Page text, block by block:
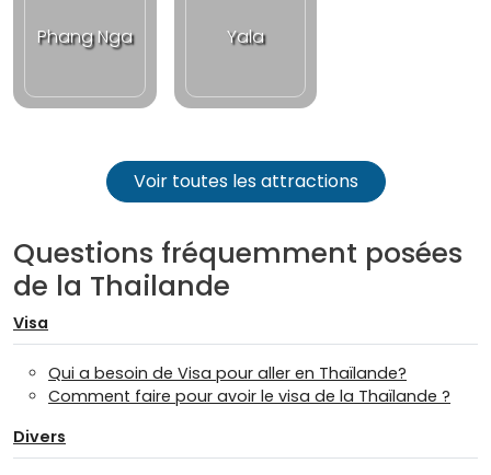
Phang Nga Yala
Voir toutes les attractions
Questions fréquemment posées
de la Thailande
Visa
Qui a besoin de Visa pour aller en Thaïlande?
Comment faire pour avoir le visa de la Thaïlande ?
Divers